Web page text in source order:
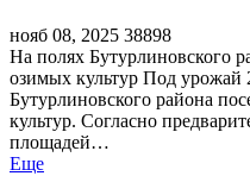
нояб 08, 2025 38898
На полях Бутурлиновского
озимых культур Под урожай
Бутурлиновского района
культур. Согласно
площадей…
Еще